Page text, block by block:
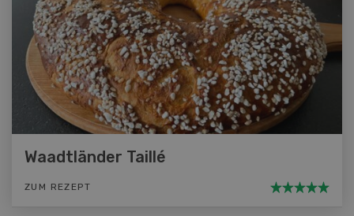
Waadtländer Taillé
ZUM REZEPT